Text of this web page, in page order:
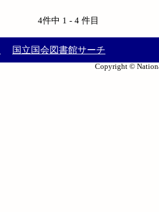
4件中 1 - 4 件目
国立国会図書館サーチ
Copyright ©